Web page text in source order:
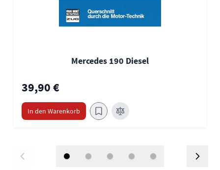
Mercedes 190 Diesel
39,90 €
In den Warenkorb